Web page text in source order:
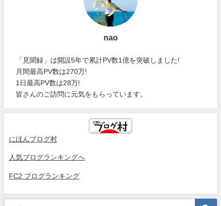
nao
「見聞録」は開設5年で累計PV数1億を突破しました!
月間最高PV数は270万!
1日最高PV数は28万!
皆さんのご訪問に元気をもらっています。
にほんブログ村
人気ブログランキングへ
FC2 ブログランキング